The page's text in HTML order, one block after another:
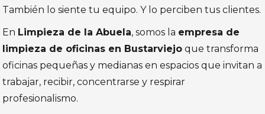
También lo siente tu equipo. Y lo perciben tus clientes.
En Limpieza de la Abuela, somos la empresa de
limpieza de oficinas en Bustarviejo que transforma
oficinas pequeñas y medianas en espacios que invitan a
trabajar, recibir, concentrarse y respirar
profesionalismo.